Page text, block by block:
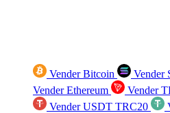
Vender Bitcoin Vender
Vender Ethereum
Vender
Vender USDT TRC20